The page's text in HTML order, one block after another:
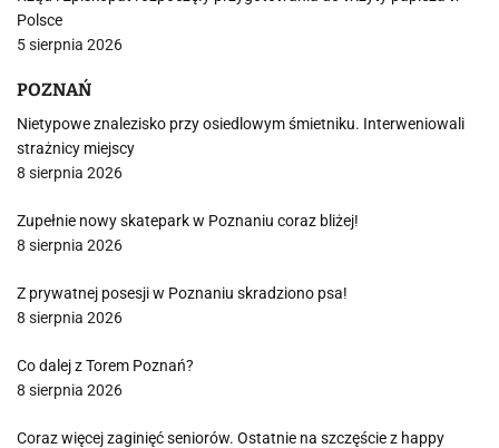
Polsce
5 sierpnia 2026
POZNAŃ
Nietypowe znalezisko przy osiedlowym śmietniku. Interweniowali
strażnicy miejscy
8 sierpnia 2026
Zupełnie nowy skatepark w Poznaniu coraz bliżej!
8 sierpnia 2026
Z prywatnej posesji w Poznaniu skradziono psa!
8 sierpnia 2026
Co dalej z Torem Poznań?
8 sierpnia 2026
Coraz więcej zaginięć seniorów. Ostatnie na szczęście z happy